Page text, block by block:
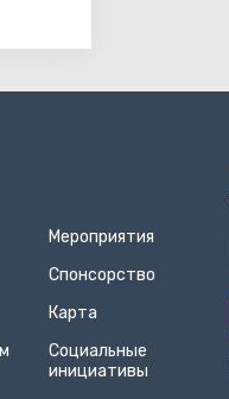
Мероприятия
Спонсорство
Карта
Социальные
инициативы